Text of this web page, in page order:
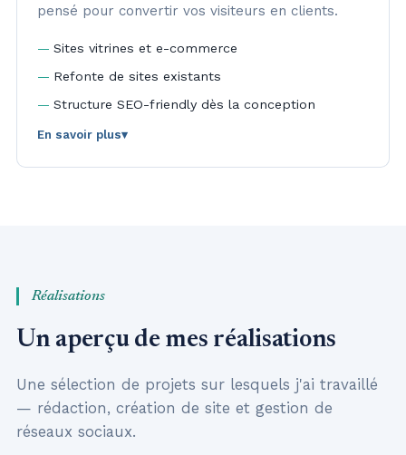
pensé pour convertir vos visiteurs en clients.
Sites vitrines et e-commerce
Refonte de sites existants
Structure SEO-friendly dès la conception
En savoir plus▾
De la maquette à la mise en ligne, un suivi de
Réalisations
Un aperçu de mes réalisations
Une sélection de projets sur lesquels j'ai travaillé
— rédaction, création de site et gestion de
réseaux sociaux.